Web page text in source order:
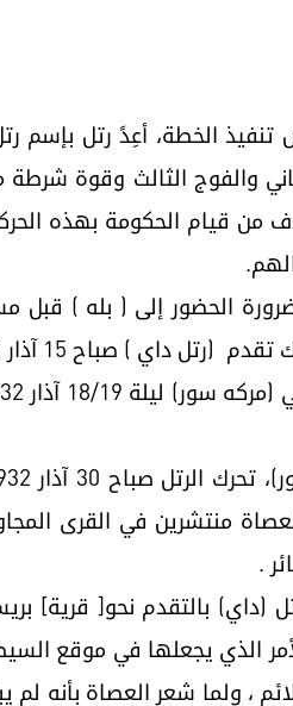
تنفيذ الخطة، أعِدً رتل
والفوج الثالث وقوة
من قيام الحكومة بهذه
.
صدرت الأوامرإلى رتل (داي)
الذي يجعلها في موقع
، ولما شعر العصاة بأنه